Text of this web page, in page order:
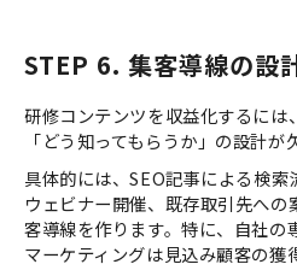
STEP 6. 集客導線の設
研修コンテンツを収益化するには
「どう知ってもらうか」の設計が
具体的には、SEO記事による検索
ウェビナー開催、既存取引先へ
客導線を作ります。特に、自社の
マーケティングは見込み顧客の獲